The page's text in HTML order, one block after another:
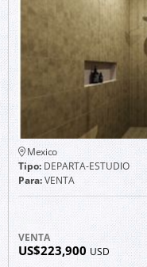
Mexico
Tipo:DEPARTA-ESTUDIO
Para:VENTA
VENTA
US$223,900USD